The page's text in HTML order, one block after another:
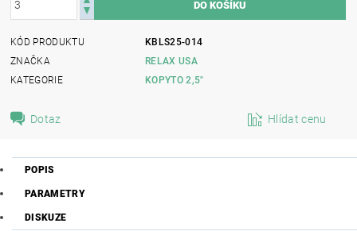
KÓD PRODUKTU
KBLS25-014
ZNAČKA
RELAX USA
KATEGORIE
KOPYTO 2,5"
Dotaz Hlídat cenu
POPIS
PARAMETRY
DISKUZE